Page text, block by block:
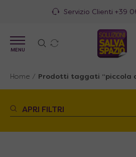
Servizio Clienti +39
MENU
Home / Prodotti taggati “piccola
APRI FILTRI